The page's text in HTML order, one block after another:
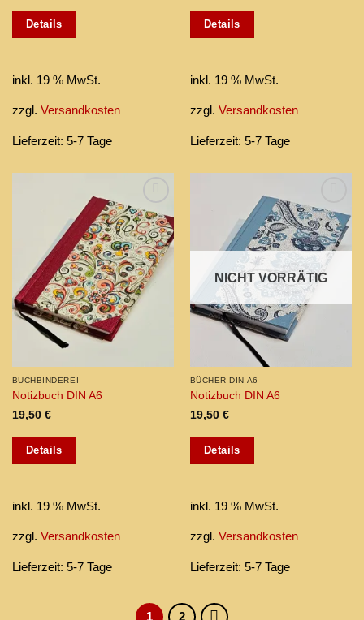
Details
inkl. 19 % MwSt.
zzgl. Versandkosten
Lieferzeit: 5-7 Tage
Details
inkl. 19 % MwSt.
zzgl. Versandkosten
Lieferzeit: 5-7 Tage
Add to
wishlist
BUCHBINDEREI
Notizbuch DIN A6
19,50 €
Details
inkl. 19 % MwSt.
zzgl. Versandkosten
Lieferzeit: 5-7 Tage
Add to
wishlist
NICHT VORRÄTIG
BÜCHER DIN A6
Notizbuch DIN A6
19,50 €
Details
inkl. 19 % MwSt.
zzgl. Versandkosten
Lieferzeit: 5-7 Tage
1 2